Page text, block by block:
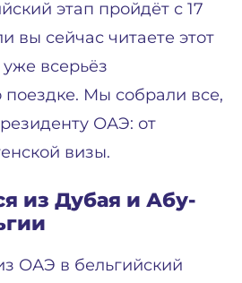
этап пройдёт с 17
вы сейчас читаете этот
уже всерьёз
поездке. Мы собрали все,
ОАЭ: от
визы.
из Дубая и Абу-
ОАЭ в бельгийский